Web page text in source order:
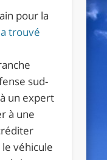
pour la
a trouvé
sud-
un expert
à une
le véhicule